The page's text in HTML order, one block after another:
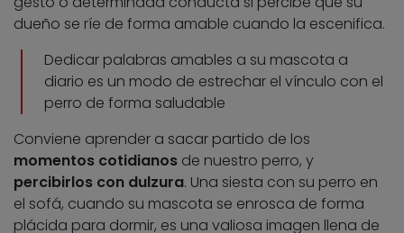
dueño se ríe de forma amable cuando la escenifica.
Dedicar palabras amables a su mascota a
diario es un modo de estrechar el vínculo con el
perro de forma saludable
Conviene aprender a sacar partido de los
momentos cotidianos de nuestro perro, y
percibirlos con dulzura. Una siesta con su perro en
el sofá, cuando su mascota se enrosca de forma
plácida para dormir, es una valiosa imagen llena de